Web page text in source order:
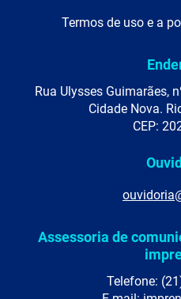
Termos de uso e a
Rua Ulysses Guimarães,
Cidade Nova.
CEP:
Assessoria de
Telefone: